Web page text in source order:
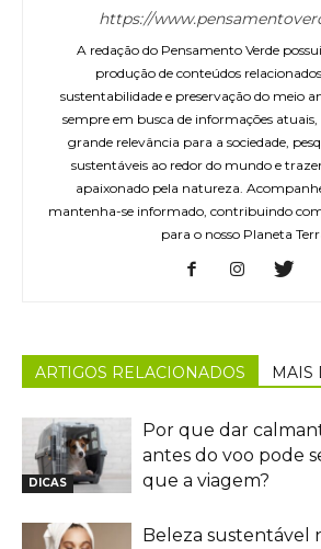
https://
A redação do Pensamento Verde
produção de conteúdos
sustentabilidade e preservação do meio
sempre em busca de informações atuais,
grande relevância para a sociedade,
sustentáveis ao redor do mundo e
apaixonado pela natureza.
mantenha-se informado, contribuindo
para o nosso Planeta
ARTIGOS RELACIONADOS MAIS
DICAS
Por que dar
antes do voo pode
que a viagem?
Beleza sustentável